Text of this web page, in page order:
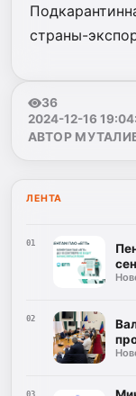
страны-
36
2024-12-16
АВТОР
ЛЕНТА
01
02
03